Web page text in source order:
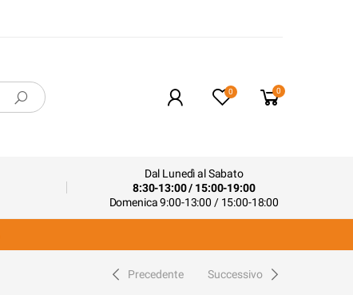
0 0
Dal Lunedì al Sabato
8:30-13:00 / 15:00-19:00
Domenica 9:00-13:00 / 15:00-18:00
Precedente Successivo